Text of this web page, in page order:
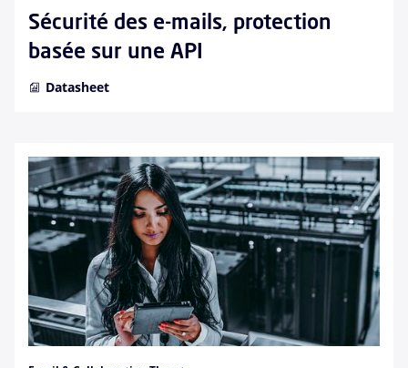
Sécurité des e-mails, protection
basée sur une API
Datasheet